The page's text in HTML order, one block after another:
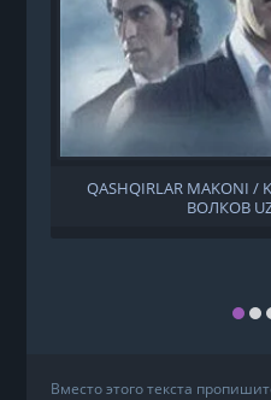
QASHQIRLAR MAKONI /
ВОЛКОВ
Вместо этого текста